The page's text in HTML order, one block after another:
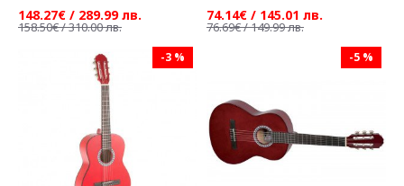
148.27€ / 289.99 лв.
158.50€ / 310.00 лв.
74.14€ / 145.01 лв.
76.69€ / 149.99 лв.
-3 % -5 %